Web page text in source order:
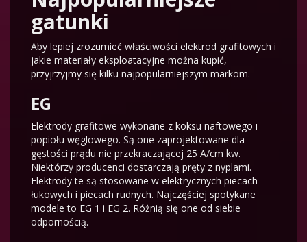
gatunki
Aby lepiej zrozumieć właściwości elektrod grafitowych i
jakie materiały eksploatacyjne można kupić,
przyjrzyjmy się kilku najpopularniejszym markom.
EG
Elektrody grafitowe wykonane z koksu naftowego i
popiołu węglowego. Są one zaprojektowane dla
gęstości prądu nie przekraczającej 25 A/cm kw.
Niektórzy producenci dostarczają pręty z nyplami.
Elektrody te są stosowane w elektrycznych piecach
łukowych i piecach rudnych. Najczęściej spotykane
modele to EG 1 i EG 2. Różnią się one od siebie
odpornością.